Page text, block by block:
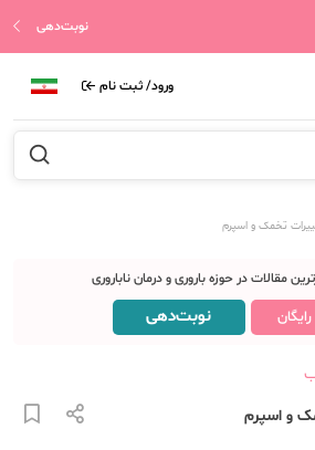
نوبت‌دهی
ورود/ ثبت نام
تخمک و اسپرم
مقالات در حوزه باروری و درمان ناباروری
نوبت‌دهی
و اسپرم